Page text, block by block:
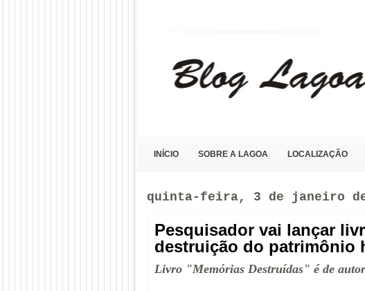
INÍCIO SOBRE A LAGOA LOCALIZAÇÃO
quinta-feira, 3 de janeiro de
Pesquisador vai lançar
destruição do patrimônio
Livro "Memórias Destruídas" é de